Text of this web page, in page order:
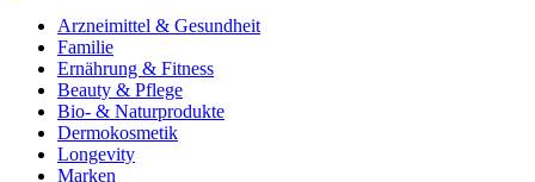
Arzneimittel & Gesundheit
Familie
Ernährung & Fitness
Beauty & Pflege
Bio- & Naturprodukte
Dermokosmetik
Longevity
Marken